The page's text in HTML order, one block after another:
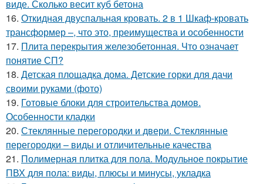
виде. Сколько весит куб бетона
16. Откидная двуспальная кровать. 2 в 1 Шкаф-кровать
трансформер –, что это, преимущества и особенности
17. Плита перекрытия железобетонная. Что означает
понятие СП?
18. Детская площадка дома. Детские горки для дачи
своими руками (фото)
19. Готовые блоки для строительства домов.
Особенности кладки
20. Стеклянные перегородки и двери. Стеклянные
перегородки – виды и отличительные качества
21. Полимерная плитка для пола. Модульное покрытие
ПВХ для пола: виды, плюсы и минусы, укладка